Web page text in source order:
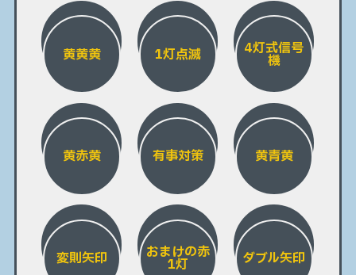
黄黄黄 1灯点滅 4灯式信号
機
黄赤黄 有事対策 黄青黄
変則矢印 おまけの赤
1灯 ダブル矢印